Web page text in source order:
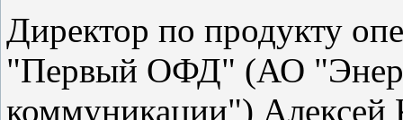
Директор по продукту
"Первый ОФД" (АО
коммуникации") Алексей